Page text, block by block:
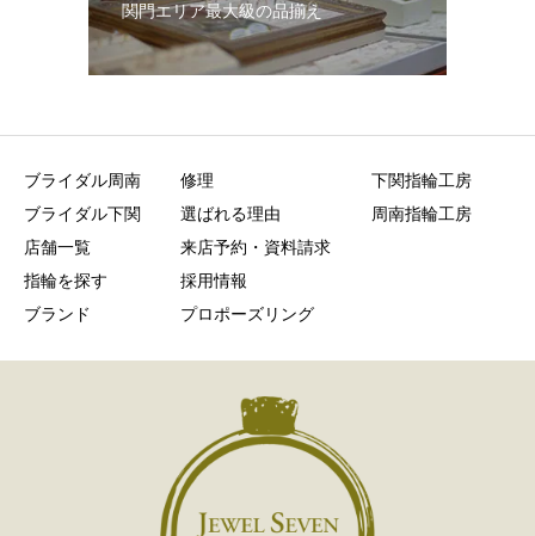
関門エリア最大級の品揃え
ブライダル周南
ブライダル下関
店舗一覧
指輪を探す
ブランド
修理
選ばれる理由
来店予約・資料請求
採用情報
プロポーズリング
下関指輪工房
周南指輪工房